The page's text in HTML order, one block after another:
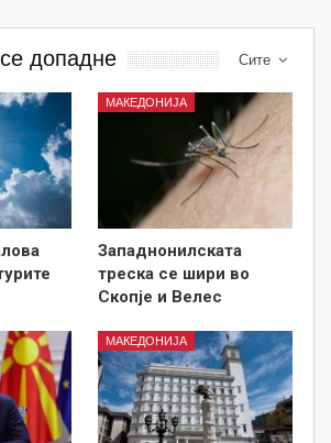
Сите
допадне
МАКЕДОНИЈА
Западнонилската
треска се шири во
Скопје и Велес
МАКЕДОНИЈА